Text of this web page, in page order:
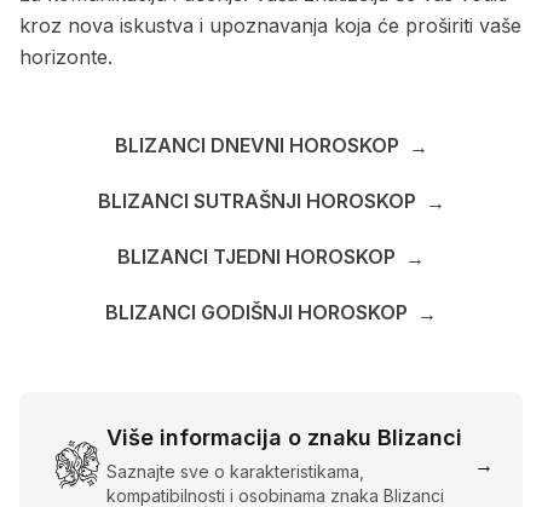
kroz nova iskustva i upoznavanja koja će proširiti vaše
horizonte.
BLIZANCI DNEVNI HOROSKOP →
BLIZANCI SUTRAŠNJI HOROSKOP →
BLIZANCI TJEDNI HOROSKOP →
BLIZANCI GODIŠNJI HOROSKOP →
Više informacija o znaku Blizanci
Saznajte sve o karakteristikama,
kompatibilnosti i osobinama znaka Blizanci
→